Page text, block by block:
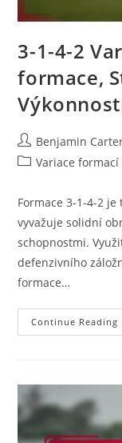
3-1-4-2
formace,
Post
author:
Benjamin
PostVariace
Formace 3-1-4-2
vyvažuje solidní
schopnostmi.
defenzivního
formace…
Continue Reading